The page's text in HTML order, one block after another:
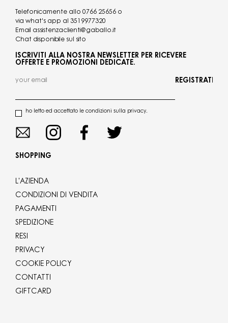
Telefonicamente allo 0766 25656 o
via what's app al 3519977320
Email assistenzaclienti@gaballo.it
Chat disponibile sul sito
ISCRIVITI ALLA NOSTRA NEWSLETTER PER RICEVERE
OFFERTE E PROMOZIONI DEDICATE.
ho letto ed accettato le condizioni sulla privacy.
REGISTRATI
SHOPPING
L'AZIENDA
CONDIZIONI DI VENDITA
PAGAMENTI
SPEDIZIONE
RESI
PRIVACY
COOKIE POLICY
CONTATTI
GIFTCARD